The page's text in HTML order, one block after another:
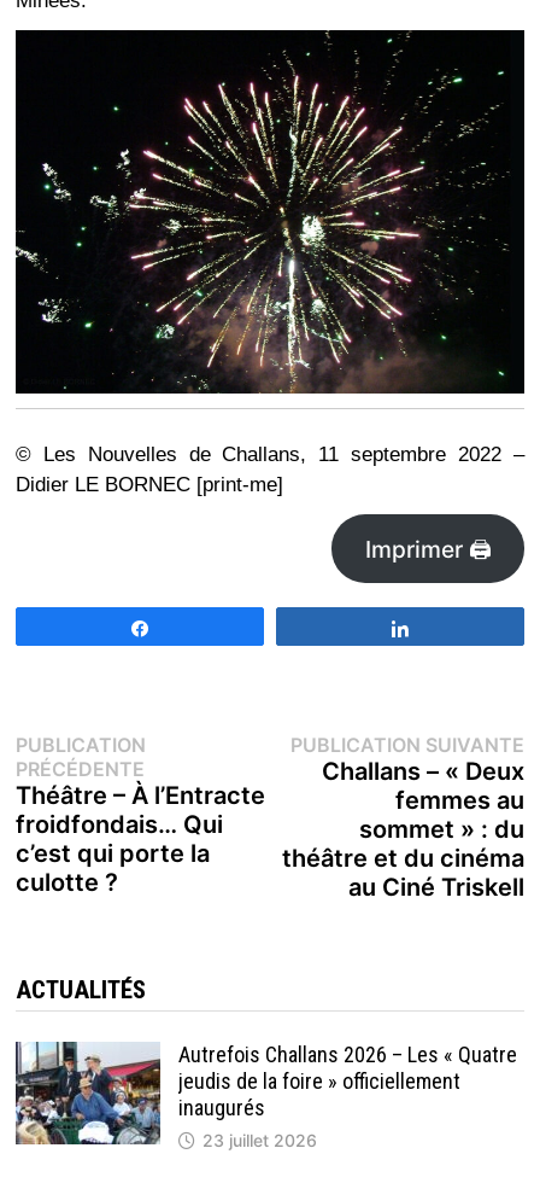
© Les Nouvelles de Challans, 11 septembre 2022 –
Didier LE BORNEC [print-me]
Imprimer 🖨
Navigation
de
l’article
PUBLICATION
PRÉCÉDENTEPublication
précédente :
Théâtre – À l’Entracte
froidfondais… Qui
c’est qui porte la
culotte ?
PUBLICATION SUIVANTE
Challans – « Deux
femmes au
sommet » : du
théâtre et du cinéma
au Ciné Triskell
ACTUALITÉS
Autrefois Challans 2026 – Les « Quatre
jeudis de la foire » officiellement
inaugurés
23 juillet 2026